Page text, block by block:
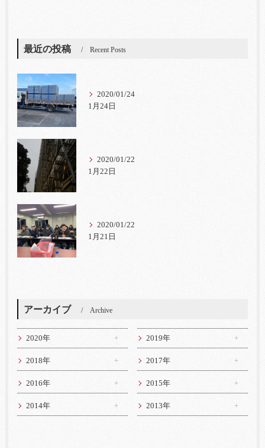
最近の投稿 Recent Posts
2020/01/24
1月24日
2020/01/22
1月22日
2020/01/22
1月21日
アーカイブ Archive
2020年 2019年
2018年 2017年
2016年 2015年
2014年 2013年